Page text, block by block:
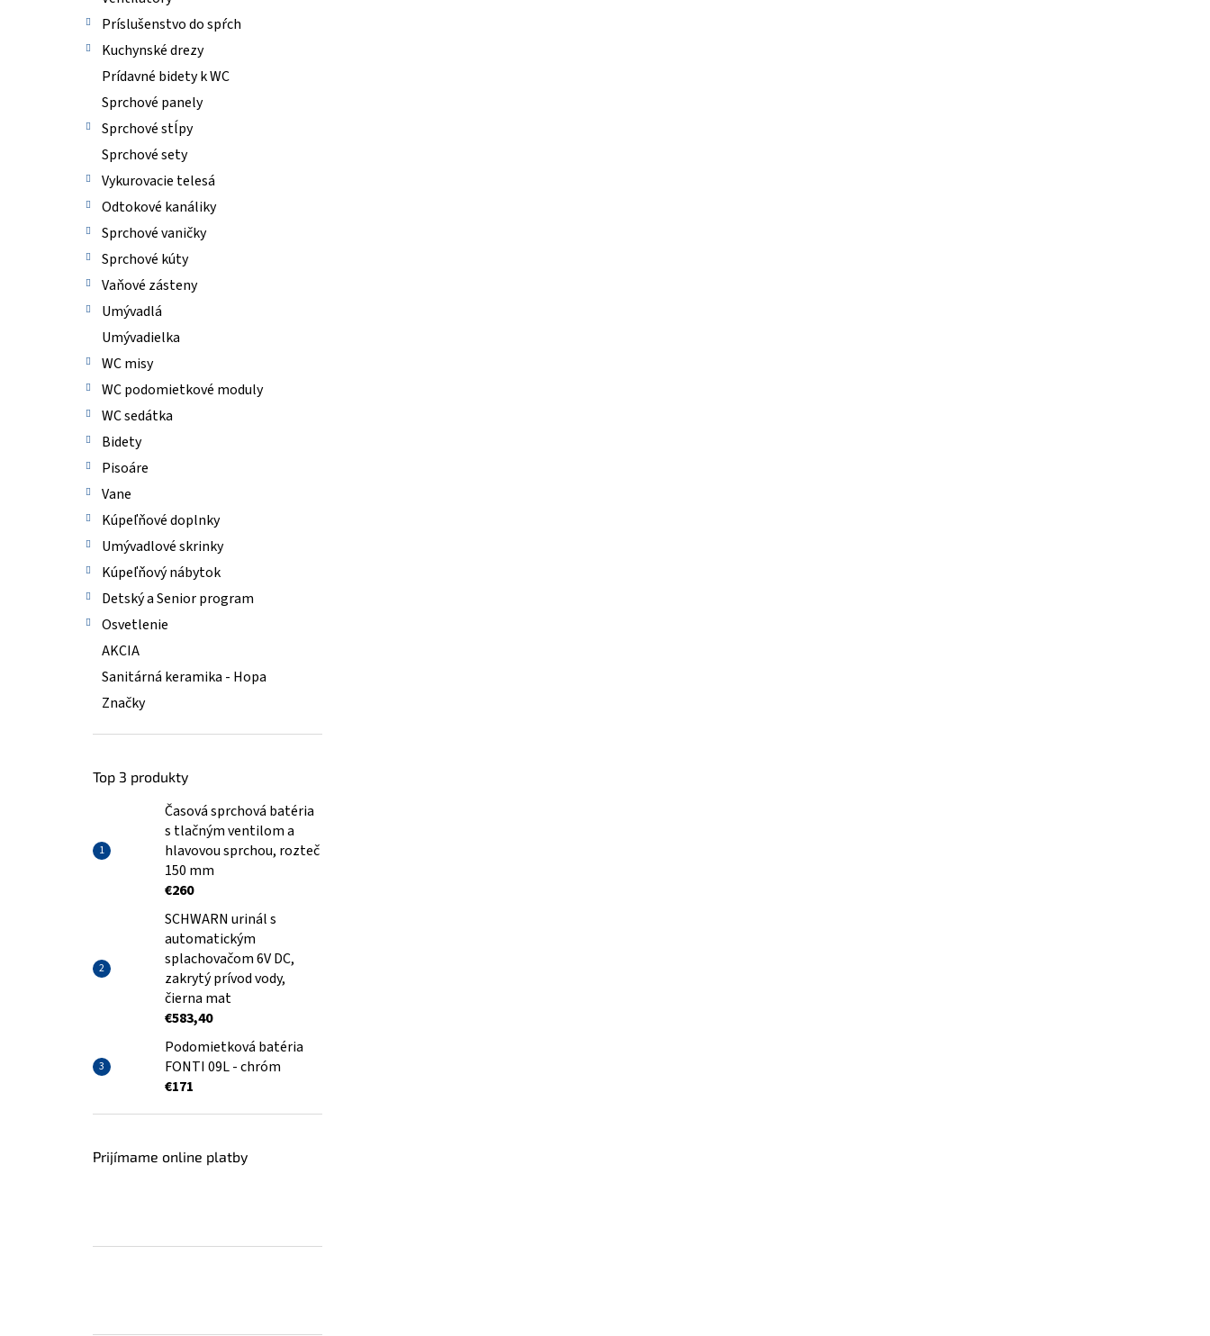
Príslušenstvo do spŕch
Kuchynské drezy
Prídavné bidety k WC
Sprchové panely
Sprchové stĺpy
Sprchové sety
Vykurovacie telesá
Odtokové kanáliky
Sprchové vaničky
Sprchové kúty
Vaňové zásteny
Umývadlá
Umývadielka
WC misy
WC podomietkové moduly
WC sedátka
Bidety
Pisoáre
Vane
Kúpeľňové doplnky
Umývadlové skrinky
Kúpeľňový nábytok
Detský a Senior program
Osvetlenie
AKCIA
Sanitárná keramika - Hopa
Značky
Top 3 produkty
Časová sprchová batéria
s tlačným ventilom a
hlavovou sprchou, rozteč
150 mm
€260
SCHWARN urinál s
automatickým
splachovačom 6V DC,
zakrytý prívod vody,
čierna mat
€583,40
Podomietková batéria
FONTI 09L - chróm
€171
Prijímame online platby